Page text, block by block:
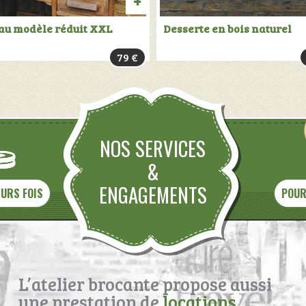
AJOUTER
PANIER
modèle réduit XXL
79 €
Desserte en bois naturel
FOIS
NOS SERVICES
&
ENGAGEMENTS
L’atelier brocante propose aussi